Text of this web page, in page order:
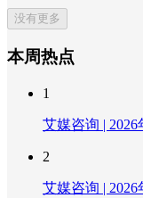
没有更多
本周热点
1
艾媒咨询 |
2
艾媒咨询 |